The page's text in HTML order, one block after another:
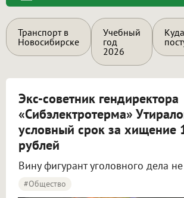
Транспорт в
Новосибирске
Учебный
год
2026
Куда
Экс-советник гендиректора
«Сибэлектротерма»
условный срок за хищение
рублей
Вину фигурант уголовного дела
#Общество